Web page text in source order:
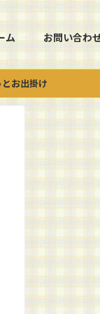
ム お問い合わ
お出掛け